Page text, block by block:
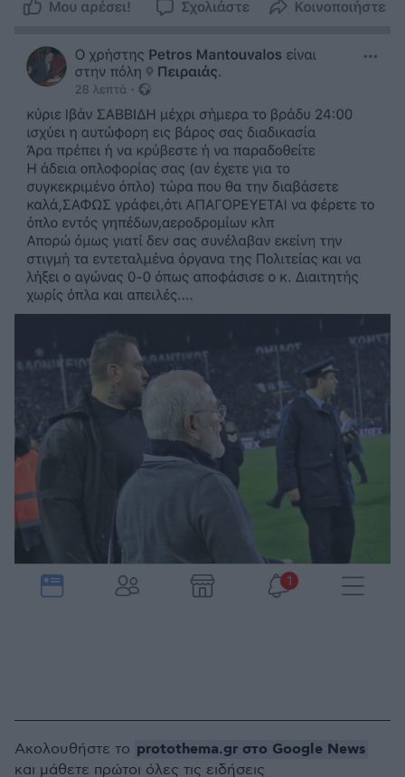
Ακολουθήστε το protothema.gr στο Google News
και μάθετε πρώτοι όλες τις ειδήσεις